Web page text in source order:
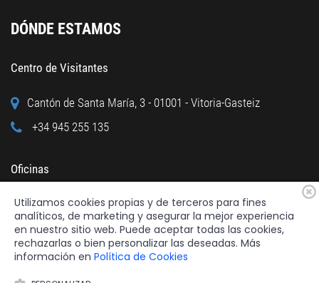
DÓNDE ESTAMOS
Centro de Visitantes
Cantón de Santa María, 3 - 01001 - Vitoria-Gasteiz
+34 945 255 135
Oficinas
Calle Cuchillería, 95 - 01001 - Vitoria-Gasteiz
+34 945 122 160
Utilizamos cookies propias y de terceros para fines
analíticos, de marketing y asegurar la mejor experiencia
en nuestro sitio web. Puede aceptar todas las cookies,
rechazarlas o bien personalizar las deseadas. Más
información en Política de Cookies